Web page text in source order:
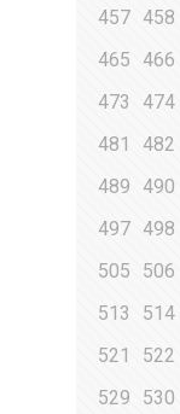
457 458
465
466
473
474
481
482
489
490
497 498
505
506
513
514
521
522
529
530